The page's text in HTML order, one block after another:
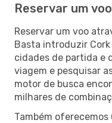
Reservar um
Reservar um voo
Basta introduzir Cork
cidades de partida e
viagem e pesquisar
motor de busca
milhares de
Também oferecemos